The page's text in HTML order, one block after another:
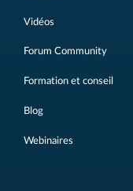
Vidéos
Forum Community
Formation et conseil
Blog
Webinaires